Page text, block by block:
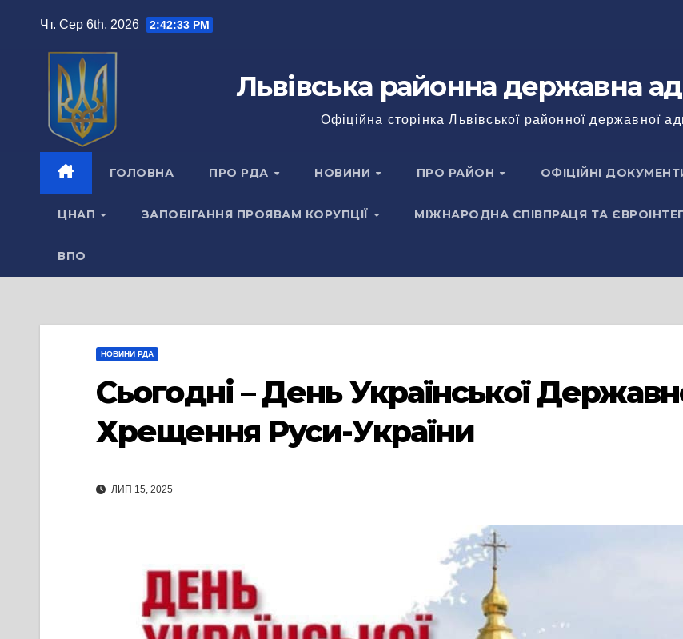
Чт. Сер 6th, 2026 2:42:33 PM
Львівська районна державна
Офіційна сторінка Львівської районної державної
ГОЛОВНА ПРО РДА НОВИНИ ПРО РАЙОН ОФІЦІЙНІ
ЦНАП ЗАПОБІГАННЯ ПРОЯВАМ КОРУПЦІЇ МІЖНАРОДНА СПІВПРАЦЯ ТА
ВПО
НОВИНИ РДА
Сьогодні – День Української
Хрещення Руси-України
ЛИП 15, 2025